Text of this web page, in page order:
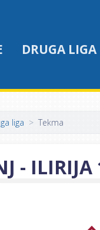
DRUGA LIGA
liga Tekma
- ILIRIJA